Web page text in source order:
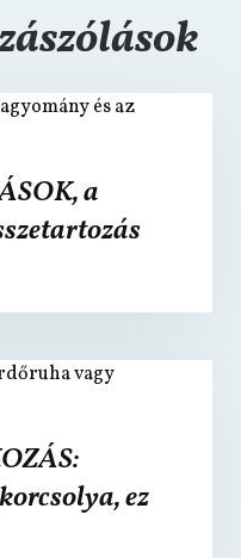
a
ez